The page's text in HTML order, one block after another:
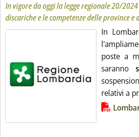
In vigore da oggi la legge regionale 20/
discariche e le competenze delle province
In
poste a
saranno
relativi a
Lista allegati PDF alla